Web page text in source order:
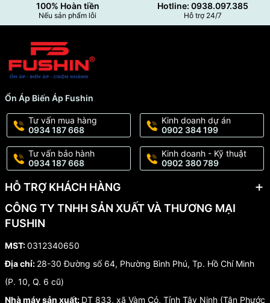
100% Hoàn tiền
Nếu sản phẩm lỗi
Hotline: 0938.097.385
Hỗ trợ 24/7
Ổn Áp Biến Áp Fushin
Tư vấn mua hàng
0934 187 668
Kinh doanh dự án
0902 384 199
Tư vấn bảo hành
0934 187 668
Kinh doanh - Kỹ thuật
0902 380 789
HỖ TRỢ KHÁCH HÀNG
CÔNG TY TNHH SẢN XUẤT VÀ THƯƠNG MẠI
FUSHIN
MST:0312340650
Địa chỉ: 28-30 Đường số 64, Phường Bình Phú, Tp. Hồ Chí Minh
(P. 10, Q. 6 cũ)
Nhà máy sản xuất: DT 833, xã Vàm Cỏ, Tỉnh Tây Ninh (Tân Phước